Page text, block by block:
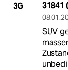
3G 31841
SUV